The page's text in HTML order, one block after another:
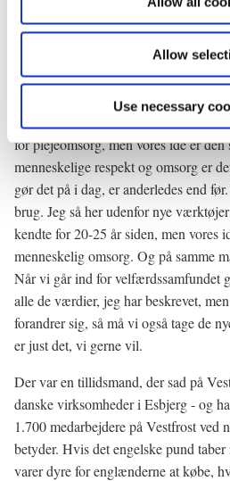
Allow
Use necessary
starten af forrige århundrede sagt, at
sammen.
Social- og sundhedsuddannelsen i
20 år siden. I dag ved vi meget mere
muligt for vores syge mennesker og
for plejeomsorg, men vores idé er den
menneskelige respekt og omsorg er
gør det på i dag, er anderledes end
brug. Jeg så her udenfor nye
kendte for 20-25 år siden, men vores
menneskelig omsorg. Og på samme
Når vi går ind for velfærdssamfundet
alle de værdier, jeg har beskrevet,
forandrer sig, så må vi også tage de
er just det, vi gerne vil.
Der var en tillidsmand, der sad på
danske virksomheder i Esbjerg - og
1.700 medarbejdere på Vestfrost ved
betyder. Hvis det engelske pund
varer dyre for englænderne at købe,